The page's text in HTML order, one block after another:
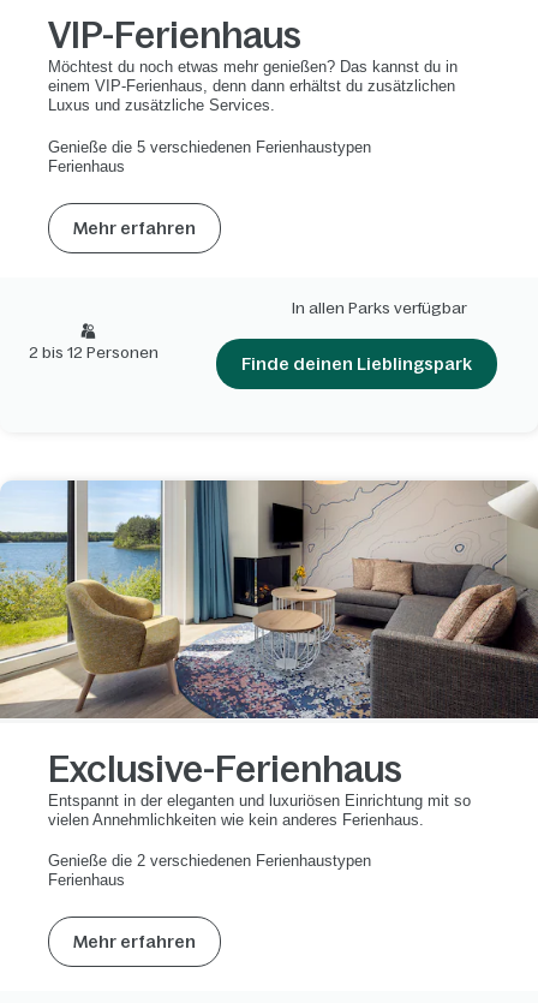
VIP-Ferienhaus
Möchtest du noch etwas mehr genießen? Das kannst du in
einem VIP-Ferienhaus, denn dann erhältst du zusätzlichen
Luxus und zusätzliche Services.
Genieße die 5 verschiedenen Ferienhaustypen
Ferienhaus
Mehr erfahren
2 bis 12 Personen
In allen Parks verfügbar
Finde deinen Lieblingspark
Exclusive-Ferienhaus
Entspannt in der eleganten und luxuriösen Einrichtung mit so
vielen Annehmlichkeiten wie kein anderes Ferienhaus.
Genieße die 2 verschiedenen Ferienhaustypen
Ferienhaus
Mehr erfahren